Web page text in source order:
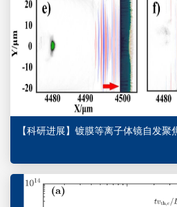
【科研进展】镀膜等离子体镜自发聚